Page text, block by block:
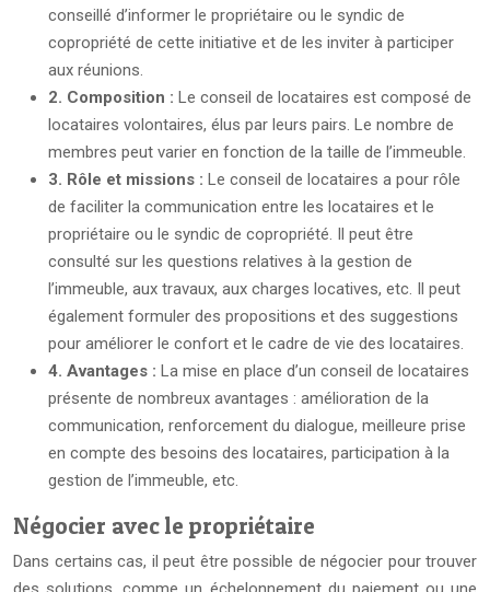
conseillé d’informer le propriétaire ou le syndic de
copropriété de cette initiative et de les inviter à participer
aux réunions.
2. Composition : Le conseil de locataires est composé de
locataires volontaires, élus par leurs pairs. Le nombre de
membres peut varier en fonction de la taille de l’immeuble.
3. Rôle et missions : Le conseil de locataires a pour rôle
de faciliter la communication entre les locataires et le
propriétaire ou le syndic de copropriété. Il peut être
consulté sur les questions relatives à la gestion de
l’immeuble, aux travaux, aux charges locatives, etc. Il peut
également formuler des propositions et des suggestions
pour améliorer le confort et le cadre de vie des locataires.
4. Avantages : La mise en place d’un conseil de locataires
présente de nombreux avantages : amélioration de la
communication, renforcement du dialogue, meilleure prise
en compte des besoins des locataires, participation à la
gestion de l’immeuble, etc.
Négocier avec le propriétaire
Dans certains cas, il peut être possible de négocier pour trouver